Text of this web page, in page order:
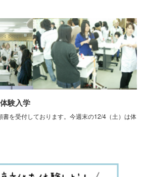
験入学
書を受付しております。今週末の12/4（土）は体